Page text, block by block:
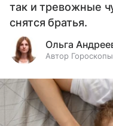
так и тревожные
снятся братья.
Ольга
Автор